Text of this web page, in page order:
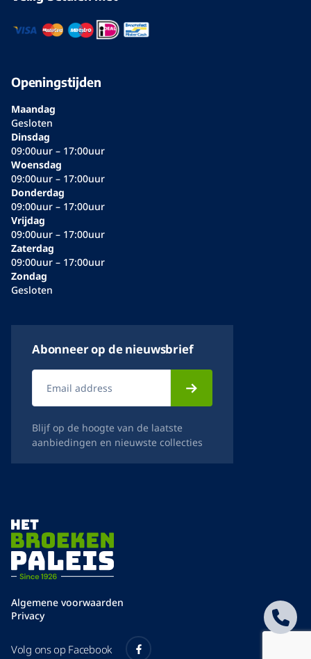
Openingstijden
Maandag
Gesloten
Dinsdag
09:00uur – 17:00uur
Woensdag
09:00uur – 17:00uur
Donderdag
09:00uur – 17:00uur
Vrijdag
09:00uur – 17:00uur
Zaterdag
09:00uur – 17:00uur
Zondag
Gesloten
Abonneer op de nieuwsbrief
Blijf op de hoogte van de laatste
aanbiedingen en nieuwste collecties
Algemene voorwaarden
Privacy
Volg ons op Facebook